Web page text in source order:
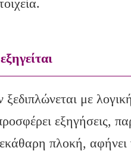
με
εξηγήσεις,
πλοκή,